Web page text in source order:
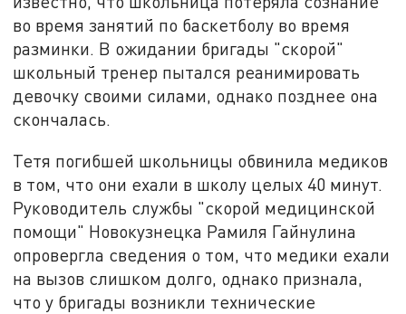
во время занятий по баскетболу во время
разминки. В ожидании бригады "скорой"
школьный тренер пытался реанимировать
девочку своими силами, однако позднее она
скончалась.
Тетя погибшей школьницы обвинила медиков
в том, что они ехали в школу целых 40 минут.
Руководитель службы "скорой медицинской
помощи" Новокузнецка Рамиля Гайнулина
опровергла сведения о том, что медики ехали
на вызов слишком долго, однако признала,
что у бригады возникли технические